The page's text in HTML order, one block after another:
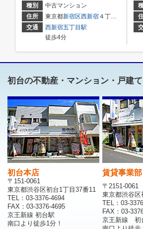
種別
中古マンション
住所
東京都新宿区西新宿４丁目２１－１６
交通
西新宿五丁目駅
徒歩4分
初台の不動産・マンション・戸建
初台本店
〒151-0061
東京都渋谷区初台1丁目37番11
TEL：03-3376-4694
FAX：03-3376-4695
京王新線 初台駅
南口より徒歩1分！
賃貸事業部
〒2151-0061
東京都渋谷区
TEL：03-
FAX：03-
京王新線 初